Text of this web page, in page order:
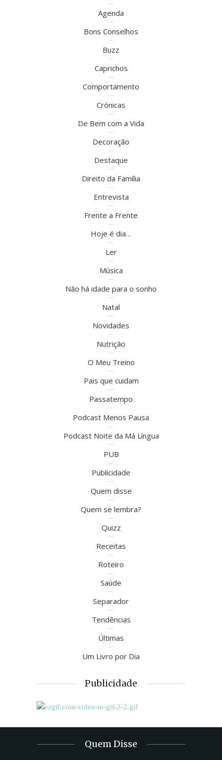
Agenda
Bons Conselhos
Buzz
Caprichos
Comportamento
Crónicas
De Bem com a Vida
Decoração
Destaque
Direito da Família
Entrevista
Frente a Frente
Hoje é dia…
Ler
Música
Não há idade para o sonho
Natal
Novidades
Nutrição
O Meu Treino
Pais que cuidam
Passatempo
Podcast Menos Pausa
Podcast Noite da Má Língua
PUB
Publicidade
Quem disse
Quem se lembra?
Quizz
Receitas
Roteiro
Saúde
Separador
Tendências
Últimas
Um Livro por Dia
Publicidade
Quem Disse